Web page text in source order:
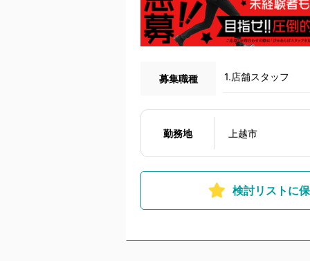
募集職種 1.店舗スタッフ
勤務地 上越市
検討リストに